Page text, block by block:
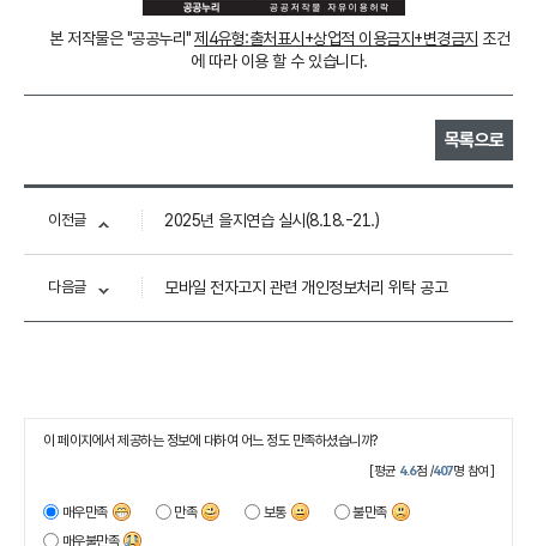
본 저작물은 "공공누리"제4유형:출처표시+상업적 이용금지+변경금지 조건
에 따라 이용 할 수 있습니다.
목록으로
이전글 2025년 을지연습 실시(8.18.-21.)
다음글 모바일 전자고지 관련 개인정보처리 위탁 공고
이 페이지에서 제공하는 정보에 대하여 어느 정도 만족하셨습니까?
[평균 4.6점 /407명 참여]
매우만족 만족 보통
불만족
매우불만족